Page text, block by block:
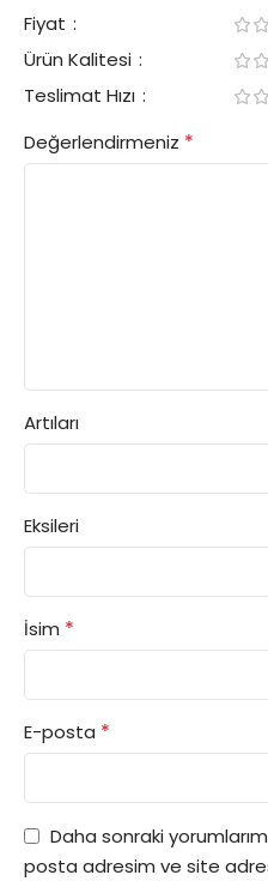
Fiyat
Ürün Kalitesi
Teslimat Hızı
Değerlendirmeniz *
Artıları
Eksileri
İsim *
E-posta *
Daha sonraki
posta adresim ve site